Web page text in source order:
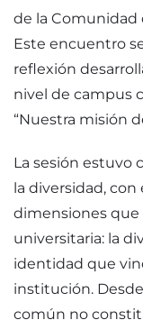
de la Comunidad
Este encuentro
reflexión
nivel de campus
“Nuestra misión
La sesión estuvo
la diversidad,
dimensiones
universitaria: la
identidad que
institución.
común no